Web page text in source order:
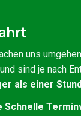
uns
sind je nach
als einer
Schnelle